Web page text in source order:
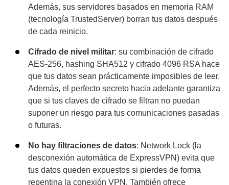
Además, sus servidores basados en memoria RAM
(tecnología TrustedServer) borran tus datos después
de cada reinicio.
Cifrado de nivel militar: su combinación de cifrado
AES-256, hashing SHA512 y cifrado 4096 RSA hace
que tus datos sean prácticamente imposibles de leer.
Además, el perfecto secreto hacia adelante garantiza
que si tus claves de cifrado se filtran no puedan
suponer un riesgo para tus comunicaciones pasadas
o futuras.
No hay filtraciones de datos: Network Lock (la
desconexión automática de ExpressVPN) evita que
tus datos queden expuestos si pierdes de forma
repentina la conexión VPN. También ofrece